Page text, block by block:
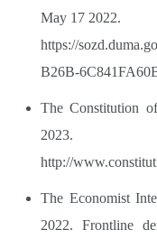
May 17 2022.
https://
B26B-
The Constitution
2023.
http://
The Economist
2022. Frontline